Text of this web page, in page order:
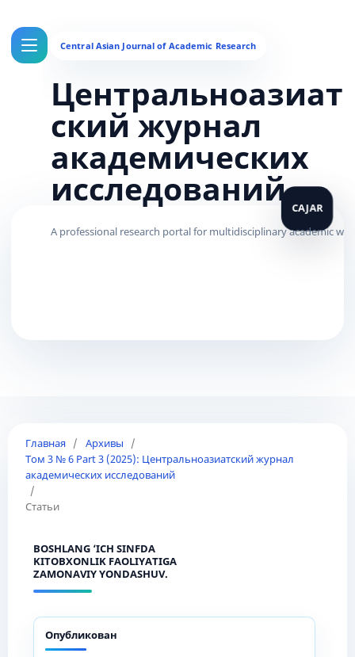
Центральноазиат
ский журнал
академических
исследований
Главная / Архивы
/
Том 3 № 6 Part 3 (2025): Центральноазиатский журнал
академических исследований
/
Статьи
BOSHLANG ‘ICH SINFDA
KITOBXONLIK FAOLIYATIGA
ZAMONAVIY YONDASHUV.
Опубликован